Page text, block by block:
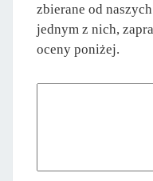
zbierane od
jednym z nich,
oceny poniżej.